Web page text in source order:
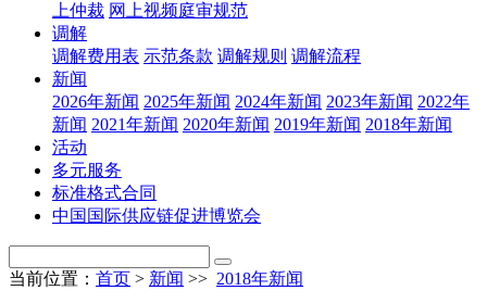
上仲裁 网上视频庭审规范
调解
调解费用表 示范条款 调解规则 调解流程
新闻
2026年新闻 2025年新闻 2024年新闻 2023年新闻 2022年
新闻 2021年新闻 2020年新闻 2019年新闻 2018年新闻
活动
多元服务
标准格式合同
中国国际供应链促进博览会
当前位置： 首页 > 新闻 >> 2018年新闻